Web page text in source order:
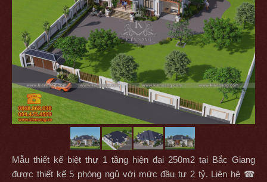
Mẫu thiết kế biệt thự 1 tầng hiện đại 250m2 tại Bắc Giang
được thiết kế 5 phòng ngủ với mức đầu tư 2 tỷ. Liên hệ ☎